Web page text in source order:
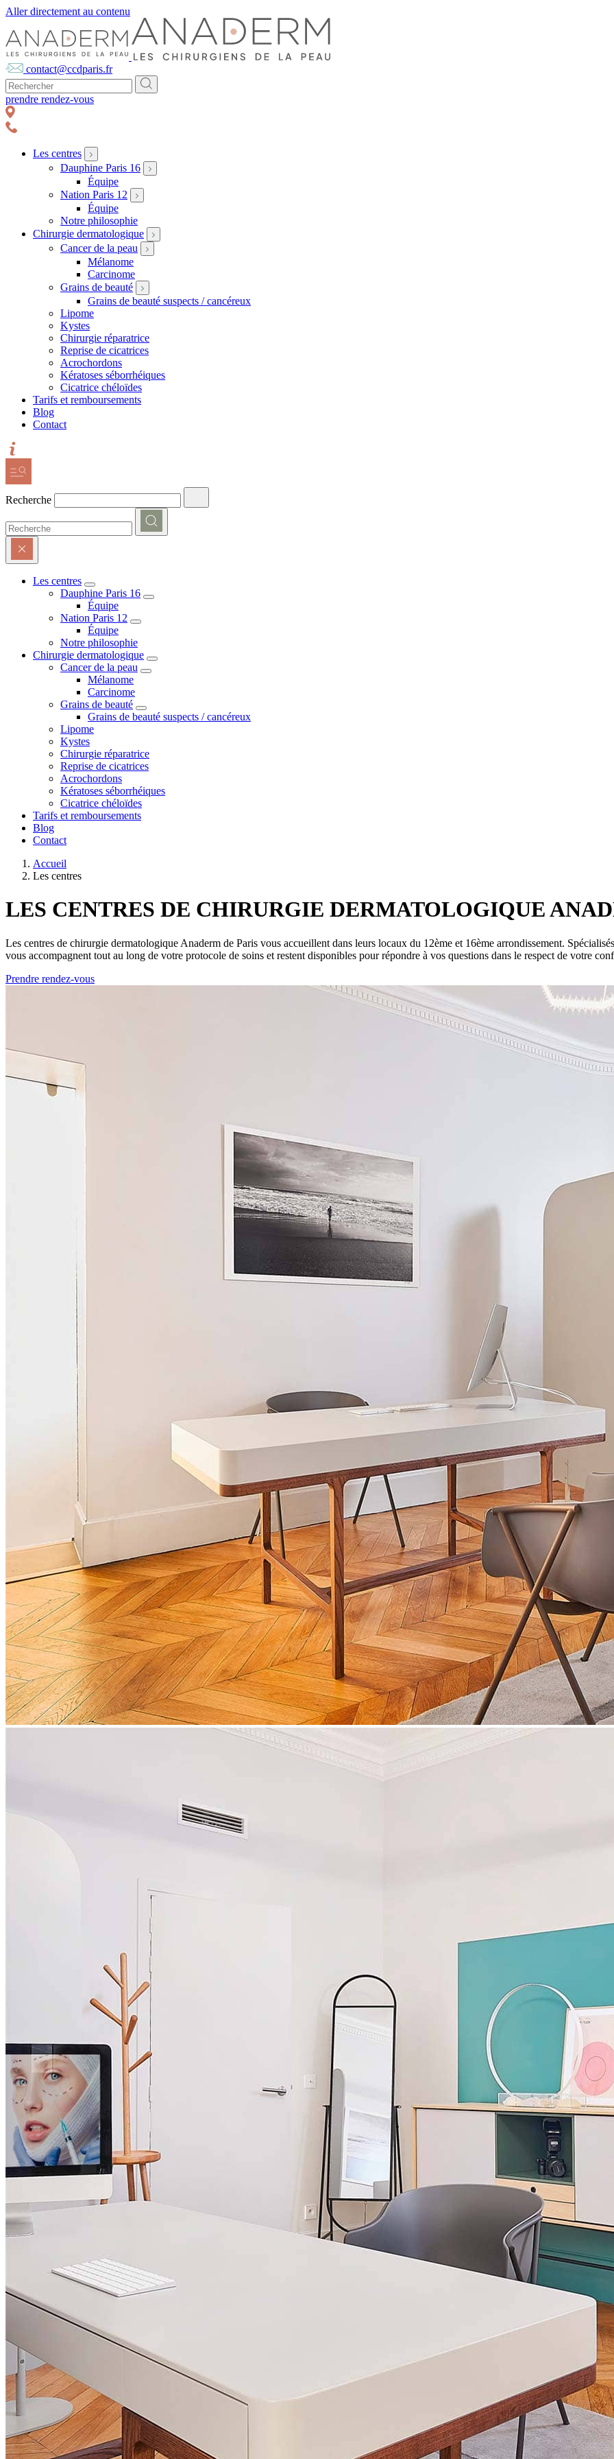
Aller directement au contenu
contact@ccdparis.fr
prendre rendez-vous
Les centres
Dauphine Paris 16
Équipe
Nation Paris 12
Équipe
Notre philosophie
Chirurgie dermatologique
Cancer de la peau
Mélanome
Carcinome
Grains de beauté
Grains de beauté suspects / cancéreux
Lipome
Kystes
Chirurgie réparatrice
Reprise de cicatrices
Acrochordons
Kératoses séborrhéiques
Cicatrice chéloïdes
Tarifs et remboursements
Blog
Contact
Recherche
Les centres
Dauphine Paris 16
Équipe
Nation Paris 12
Équipe
Notre philosophie
Chirurgie dermatologique
Cancer de la peau
Mélanome
Carcinome
Grains de beauté
Grains de beauté suspects / cancéreux
Lipome
Kystes
Chirurgie réparatrice
Reprise de cicatrices
Acrochordons
Kératoses séborrhéiques
Cicatrice chéloïdes
Tarifs et remboursements
Blog
Contact
Accueil
Les centres
LES CENTRES DE CHIRURGIE DERMATOLOGIQUE
Les centres de chirurgie dermatologique Anaderm de Paris vous accueillent dans leurs locaux du 12ème et 16ème arrondissement.
vous accompagnent tout au long de votre protocole de soins et restent disponibles pour répondre à vos questions dans le respect de votre
Prendre rendez-vous